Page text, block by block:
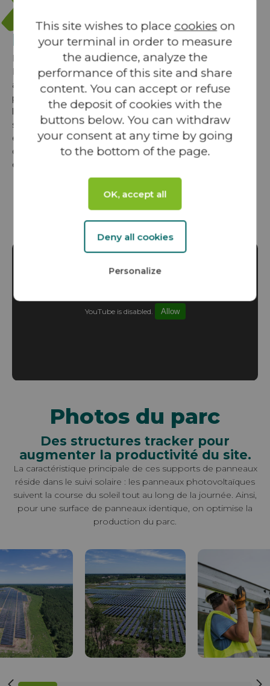
Les EnR, un vivier d’emploi
pour le Médoc
En septembre dernier, VALOREM, A.D.E.LE et le
Département de la Gironde ont signé la 1ère convention
appliquant des clauses d’insertion sur des chantiers de
parcs photovoltaïques, en l’occurence de Brach et plus
largement du Médoc. VALOREM et sa filiale VALREA,
spécialisée dans la construction de parcs d’EnR, se sont
engagés à ce que leur sous-traitants réservent un quota
d’heures de travail (7% des heures totales) aux personnes
éloignées de l’emploi.
En vidéo
YouTube is disabled. Allow
Photos du parc
Des structures tracker pour
augmenter la productivité du site.
La caractéristique principale de ces supports de panneaux
réside dans le suivi solaire : les panneaux photovoltaïques
suivent la course du soleil tout au long de la journée. Ainsi,
pour une surface de panneaux identique, on optimise la
production du parc.
This site wishes to place cookies on
your terminal in order to measure
the audience, analyze the
performance of this site and share
content. You can accept or refuse
the deposit of cookies with the
buttons below. You can withdraw
your consent at any time by going
to the bottom of the page.
OK, accept all
Deny all cookies
Personalize